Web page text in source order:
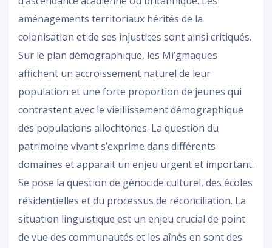
aménagements territoriaux hérités de la
colonisation et de ses injustices sont ainsi critiqués.
Sur le plan démographique, les Mi’gmaques
affichent un accroissement naturel de leur
population et une forte proportion de jeunes qui
contrastent avec le vieillissement démographique
des populations allochtones. La question du
patrimoine vivant s’exprime dans différents
domaines et apparait un enjeu urgent et important.
Se pose la question de génocide culturel, des écoles
résidentielles et du processus de réconciliation. La
situation linguistique est un enjeu crucial de point
de vue des communautés et les aînés en sont des